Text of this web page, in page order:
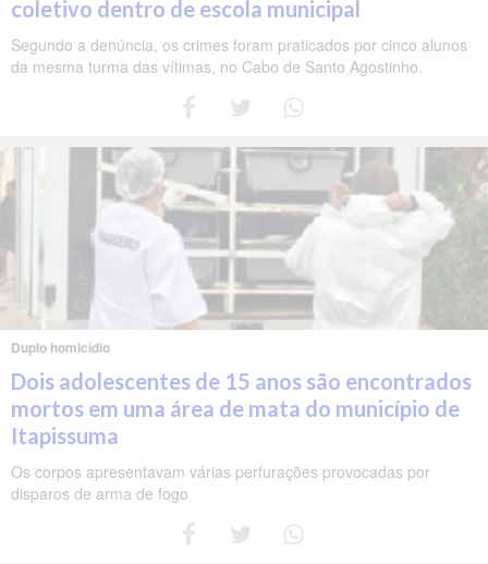
coletivo dentro de escola municipal
Segundo a denúncia, os crimes foram praticados por cinco alunos
da mesma turma das vítimas, no Cabo de Santo Agostinho.
Duplo homicídio
Dois adolescentes de 15 anos são encontrados
mortos em uma área de mata do município de
Itapissuma
Os corpos apresentavam várias perfurações provocadas por
disparos de arma de fogo